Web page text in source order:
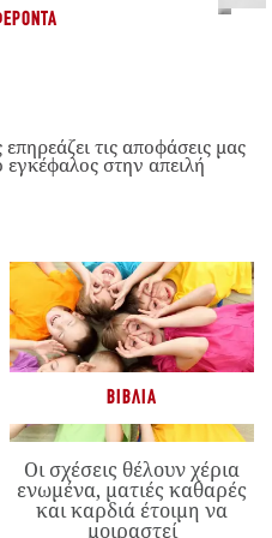
τις αποφάσεις μας
στην απειλή
ΒΙΒΛΊΑ
Οι σχέσεις θέλουν χέρια
ενωμένα, ματιές καθαρές
και καρδιά έτοιμη να
μοιραστεί